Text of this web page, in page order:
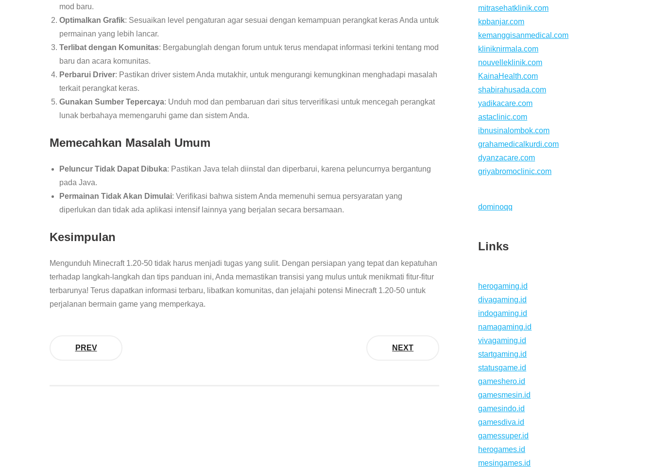
mod baru.
Optimalkan Grafik: Sesuaikan level pengaturan agar sesuai dengan kemampuan perangkat keras Anda untuk
permainan yang lebih lancar.
Terlibat dengan Komunitas: Bergabunglah dengan forum untuk terus mendapat informasi terkini tentang mod
baru dan acara komunitas.
Perbarui Driver: Pastikan driver sistem Anda mutakhir, untuk mengurangi kemungkinan menghadapi masalah
terkait perangkat keras.
Gunakan Sumber Tepercaya: Unduh mod dan pembaruan dari situs terverifikasi untuk mencegah perangkat
lunak berbahaya memengaruhi game dan sistem Anda.
Memecahkan Masalah Umum
Peluncur Tidak Dapat Dibuka: Pastikan Java telah diinstal dan diperbarui, karena peluncurnya bergantung
pada Java.
Permainan Tidak Akan Dimulai: Verifikasi bahwa sistem Anda memenuhi semua persyaratan yang
diperlukan dan tidak ada aplikasi intensif lainnya yang berjalan secara bersamaan.
Kesimpulan
Mengunduh Minecraft 1.20-50 tidak harus menjadi tugas yang sulit. Dengan persiapan yang tepat dan kepatuhan
terhadap langkah-langkah dan tips panduan ini, Anda memastikan transisi yang mulus untuk menikmati fitur-fitur
terbarunya! Terus dapatkan informasi terbaru, libatkan komunitas, dan jelajahi potensi Minecraft 1.20-50 untuk
perjalanan bermain game yang memperkaya.
PREV NEXT
mitrasehatklinik.com
kpbanjar.com
kemanggisanmedical.com
kliniknirmala.com
nouvelleklinik.com
KainaHealth.com
shabirahusada.com
yadikacare.com
astaclinic.com
ibnusinalombok.com
grahamedicalkurdi.com
dyanzacare.com
griyabromoclinic.com
dominoqq
Links
herogaming.id
divagaming.id
indogaming.id
namagaming.id
vivagaming.id
startgaming.id
statusgame.id
gameshero.id
gamesmesin.id
gamesindo.id
gamesdiva.id
gamessuper.id
herogames.id
mesingames.id